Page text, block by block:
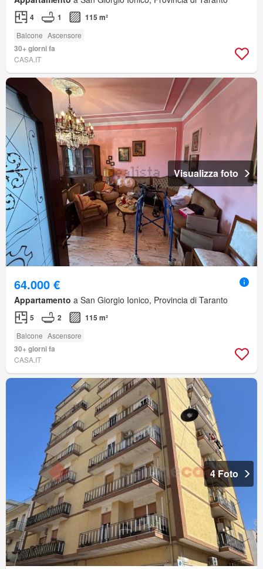
4 1 115 m²
Balcone Ascensore
30+ giorni fa
CASA.IT
Visualizza foto
64.000 €
Appartamento a San Giorgio Ionico, Provincia di Taranto
5 2 115 m²
Balcone Ascensore
30+ giorni fa
CASA.IT
4 Foto